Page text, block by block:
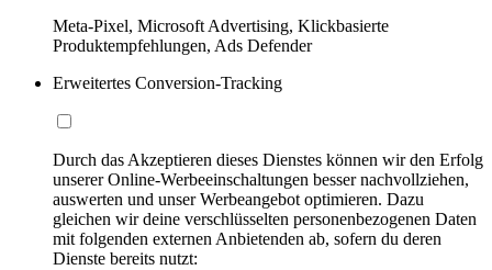
Meta-Pixel, Microsoft Advertising, Klickbasierte
Produktempfehlungen, Ads Defender
Erweitertes Conversion-Tracking
Durch das Akzeptieren dieses Dienstes können wir den Erfolg
unserer Online-Werbeeinschaltungen besser nachvollziehen,
auswerten und unser Werbeangebot optimieren. Dazu
gleichen wir deine verschlüsselten personenbezogenen Daten
mit folgenden externen Anbietenden ab, sofern du deren
Dienste bereits nutzt: